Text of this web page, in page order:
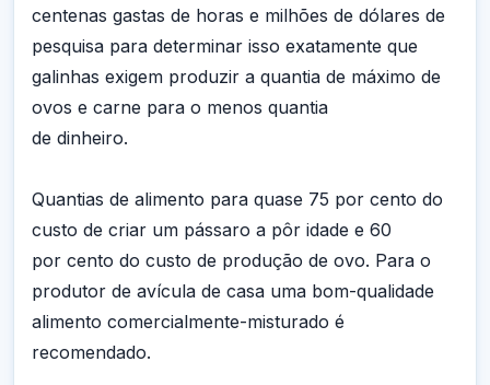
centenas gastas de horas e milhões de dólares de
pesquisa para determinar isso exatamente que
galinhas exigem produzir a quantia de máximo de
ovos e carne para o menos quantia
de dinheiro.
Quantias de alimento para quase 75 por cento do
custo de criar um pássaro a pôr idade e 60
por cento do custo de produção de ovo. Para o
produtor de avícula de casa uma bom-qualidade
alimento comercialmente-misturado é
recomendado.